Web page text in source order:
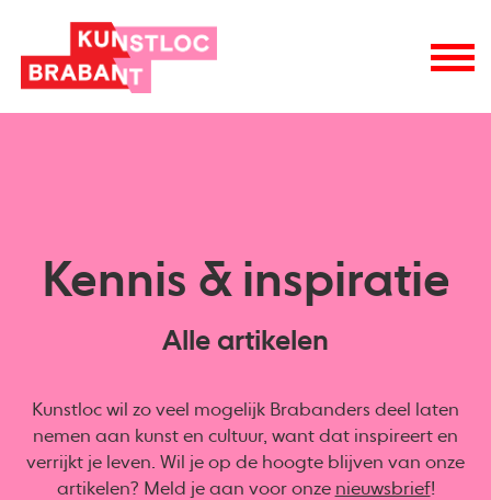
Kennis & inspiratie
Alle artikelen
Kunstloc wil zo veel mogelijk Brabanders deel laten
nemen aan kunst en cultuur, want dat inspireert en
verrijkt je leven. Wil je op de hoogte blijven van onze
artikelen? Meld je aan voor onze nieuwsbrief!